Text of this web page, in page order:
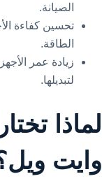
الصيانة.
تحسين كفاءة
الطاقة.
زيادة عمر
لتبديلها.
لماذا
وايت